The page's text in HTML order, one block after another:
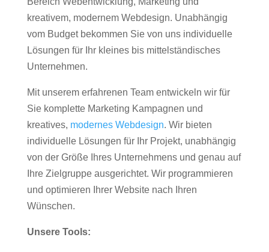
kreativem, modernem Webdesign. Unabhängig
vom Budget bekommen Sie von uns individuelle
Lösungen für Ihr kleines bis mittelständisches
Unternehmen.
Mit unserem erfahrenen Team entwickeln wir für
Sie komplette Marketing Kampagnen und
kreatives, modernes Webdesign. Wir bieten
individuelle Lösungen für Ihr Projekt, unabhängig
von der Größe Ihres Unternehmens und genau auf
Ihre Zielgruppe ausgerichtet. Wir programmieren
und optimieren Ihrer Website nach Ihren
Wünschen.
Unsere Tools: